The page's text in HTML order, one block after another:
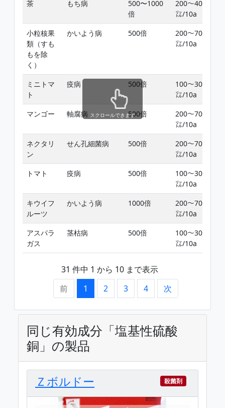
茶 もち病
500〜1000
倍
200〜400
㍑/10a
小粒核果
類（すも
もを除
く）
かいよう病 500倍
200〜700
㍑/10a
ミニトマ
ト
疫病 500倍
100〜300
㍑/10a
マンゴー 軸腐病 500倍
200〜700
㍑/10a
ネクタリ
ン
せん孔細菌病 500倍
200〜700
㍑/10a
トマト 疫病 500倍
100〜300
㍑/10a
キウイフ
ルーツ
かいよう病 1000倍
200〜700
㍑/10a
アスパラ
ガス
茎枯病 500倍
100〜300
㍑/10a
31 件中 1 から 10 まで表示
前
1 2 3 4 次
スクロールできます
同じ有効成分「塩基性硫酸
銅」の製品
Ｚボルドー 殺菌剤